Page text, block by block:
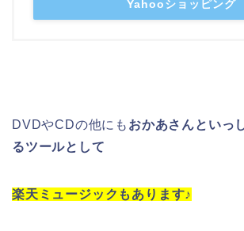
Yahooショッピング
DVDやCDの他にも おかあさんといっ
るツールとして
楽天ミュージックもあります♪